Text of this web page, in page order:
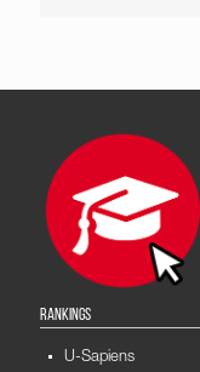
RANKINGS
U-Sapiens